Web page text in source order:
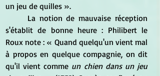
un jeu de quilles ».
s'établit de bonne heure : Philibert le
Roux note : « Quand quelqu'un vient mal
à propos en quelque compagnie, on dit
qu'il vient comme un chien dans un jeu